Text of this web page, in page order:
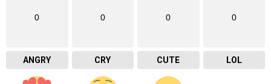
0
ANGRY
0
CRY
0
CUTE
0
LOL